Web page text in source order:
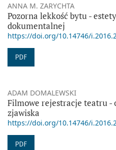
ANNA M. ZARYCHTA
Pozorna lekkość bytu -
dokumentalnej
https://doi.org/10.14746/
PDF
ADAM DOMALEWSKI
Filmowe rejestracje teatru -
zjawiska
https://doi.org/10.14746/
PDF